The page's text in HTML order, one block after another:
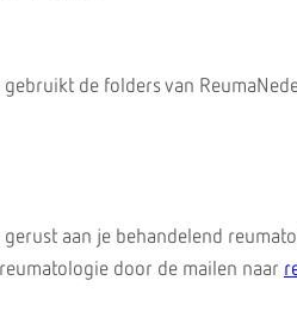
de folders van
gerust aan je behandelend
door de mailen naar